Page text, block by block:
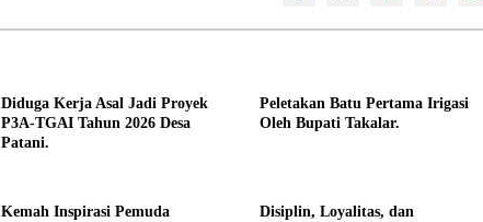
Diduga Kerja Asal Jadi Proyek
P3A-TGAI Tahun 2026 Desa
Patani.
Peletakan Batu Pertama Irigasi
Oleh Bupati Takalar.
Kemah Inspirasi Pemuda
Disiplin, Loyalitas, dan